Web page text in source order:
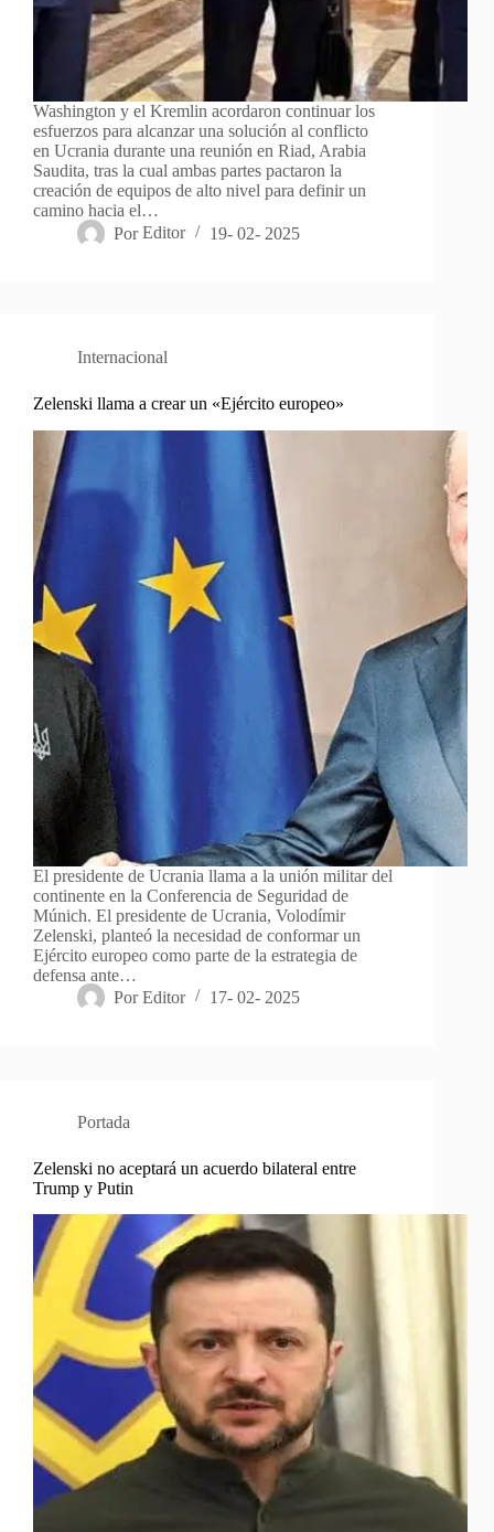
Washington y el Kremlin acordaron continuar los
esfuerzos para alcanzar una solución al conflicto
en Ucrania durante una reunión en Riad, Arabia
Saudita, tras la cual ambas partes pactaron la
creación de equipos de alto nivel para definir un
camino hacia el…
Por Editor 19- 02- 2025
Internacional
Zelenski llama a crear un «Ejército europeo»
El presidente de Ucrania llama a la unión militar del
continente en la Conferencia de Seguridad de
Múnich. El presidente de Ucrania, Volodímir
Zelenski, planteó la necesidad de conformar un
Ejército europeo como parte de la estrategia de
defensa ante…
Por Editor 17- 02- 2025
Portada
Zelenski no aceptará un acuerdo bilateral entre
Trump y Putin